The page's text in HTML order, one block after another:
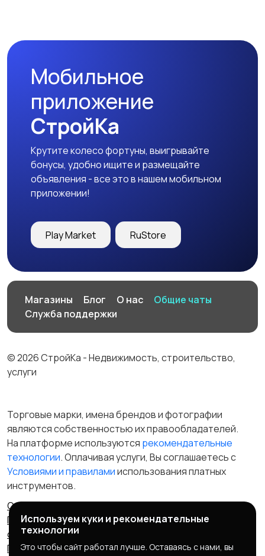
Мобильное
приложение
СтройКа
Крутите колесо фортуны, выигрывайте
бонусы, удобно ищите и размещайте
объявления - все это в нашем мобильном
приложении!
Play Market RuStore
Магазины Блог О нас
Общие чаты
Служба поддержки
© 2026 СтройКа - Недвижимость, строительство,
услуги
Торговые марки, имена брендов и фотографии
являются собственностью их правообладателей.
На платформе используются рекомендательные
технологии. Оплачивая услуги, Вы соглашаетесь c
Условиями и правиламииспользования платных
инструментов.
Отказ от ответственности
Правила сервиса
Политика конфиденциальности
Пользовательское
соглашение
Запрещенные товары/услуги
Правообладателям
Партнерская программа
Используем куки и рекомендательные
технологии
Это чтобы сайт работал лучше. Оставаясь с нами, вы